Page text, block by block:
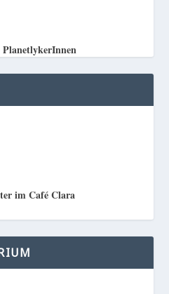
PlanetlykerInnen
im Café Clara